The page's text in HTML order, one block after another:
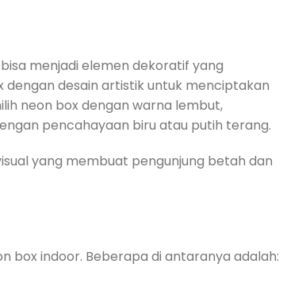
menjadi elemen dekoratif yang
desain artistik untuk menciptakan
neon box dengan warna lembut,
pencahayaan biru atau putih terang.
yang membuat pengunjung betah dan
box indoor. Beberapa di antaranya adalah: